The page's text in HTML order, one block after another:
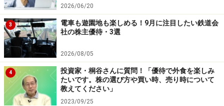
※記事内容は執筆時点のものです。最新の内容をご確認くださ
い。
本記事の内容は一般的な情報提供を目的としており、特定の金融
商品や投資行動を推奨するものではありません。
投資や資産運用に関する最終的なご判断はご自身の責任において
行ってください。
掲載情報の正確性・完全性については十分に配慮しております
が、その内容を保証するものではなく、これに基づく損失・損害
などについて当社は一切の責任を負いません。
最新の情報や詳細については、必ず各金融機関やサービス提供者
の公式情報をご確認ください。
2026/06/20
3
電車も遊園地も楽しめる！9月に注目したい鉄道会
社の株主優待・3選
2026/08/05
4
投資家・桐谷さんに質問！「優待で外食を楽しみ
たいです。株の選び方や買い時、売り時について
教えてください」
2023/09/25